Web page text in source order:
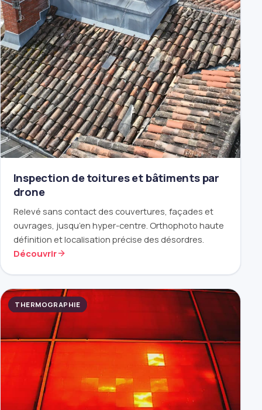
Inspection de toitures et bâtiments par
drone
Relevé sans contact des couvertures, façades et
ouvrages, jusqu’en hyper-centre. Orthophoto haute
définition et localisation précise des désordres.
Découvrir
THERMOGRAPHIE